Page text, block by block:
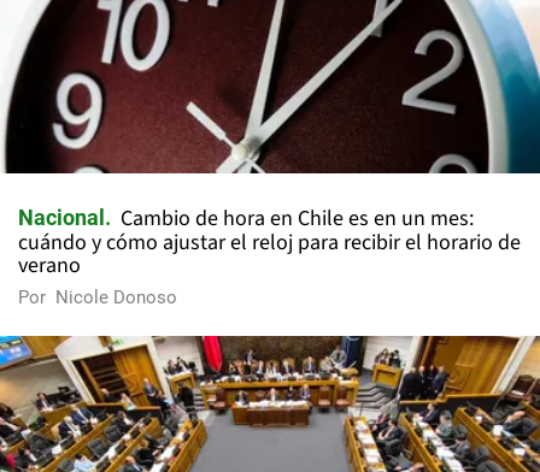
Nacional
Cambio de hora en Chile es en un mes:
cuándo y cómo ajustar el reloj para recibir el horario de
verano
Por Nicole Donoso